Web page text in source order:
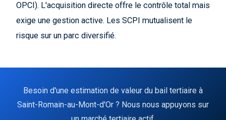
OPCI). L'acquisition directe offre le contrôle total mais
exige une gestion active. Les SCPI mutualisent le
risque sur un parc diversifié.
Besoin d'une estimation de valeur du bail tertiaire à
Saint-Romain-au-Mont-d'Or ? Nous nous appuyons sur